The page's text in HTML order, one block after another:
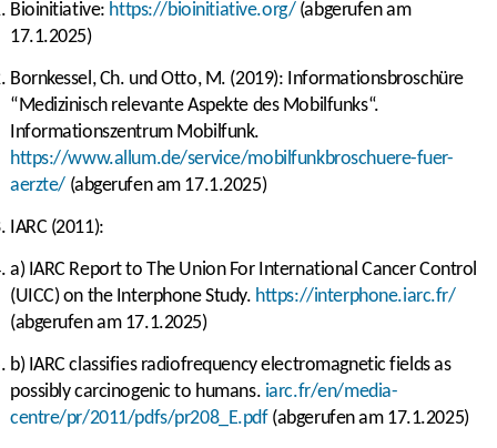
Bioinitiative: https://bioinitiative.org/ (abgerufen am
17.1.2025)
Bornkessel, Ch. und Otto, M. (2019): Informationsbroschüre
“Medizinisch relevante Aspekte des Mobilfunks“.
Informationszentrum Mobilfunk.
https://www.allum.de/service/mobilfunkbroschuere-fuer-
aerzte/ (abgerufen am 17.1.2025)
IARC (2011):
a) IARC Report to The Union For International Cancer Control
(UICC) on the Interphone Study. https://interphone.iarc.fr/
(abgerufen am 17.1.2025)
b) IARC classifies radiofrequency electromagnetic fields as
possibly carcinogenic to humans. iarc.fr/en/media-
centre/pr/2011/pdfs/pr208_E.pdf(abgerufen am 17.1.2025)